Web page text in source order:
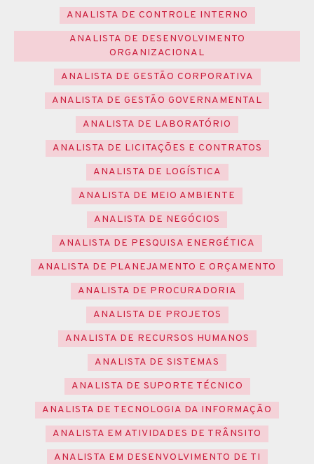
ANALISTA DE CONTROLE INTERNO
ANALISTA DE DESENVOLVIMENTO
ORGANIZACIONAL
ANALISTA DE GESTÃO CORPORATIVA
ANALISTA DE GESTÃO GOVERNAMENTAL
ANALISTA DE LABORATÓRIO
ANALISTA DE LICITAÇÕES E CONTRATOS
ANALISTA DE LOGÍSTICA
ANALISTA DE MEIO AMBIENTE
ANALISTA DE NEGÓCIOS
ANALISTA DE PESQUISA ENERGÉTICA
ANALISTA DE PLANEJAMENTO E ORÇAMENTO
ANALISTA DE PROCURADORIA
ANALISTA DE PROJETOS
ANALISTA DE RECURSOS HUMANOS
ANALISTA DE SISTEMAS
ANALISTA DE SUPORTE TÉCNICO
ANALISTA DE TECNOLOGIA DA INFORMAÇÃO
ANALISTA EM ATIVIDADES DE TRÂNSITO
ANALISTA EM DESENVOLVIMENTO DE TI